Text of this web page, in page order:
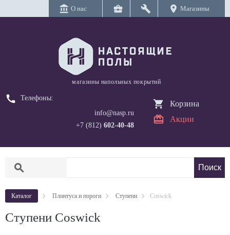
account_balance О нас business_center build location_on Магазины
магазины напольных покрытий
call
Телефоны:
info@nasp.ru
+7 (812) 602-40-48
Корзина
Акции
search
Каталог Плинтуса и пороги Ступени Coswick
Ступени Coswick